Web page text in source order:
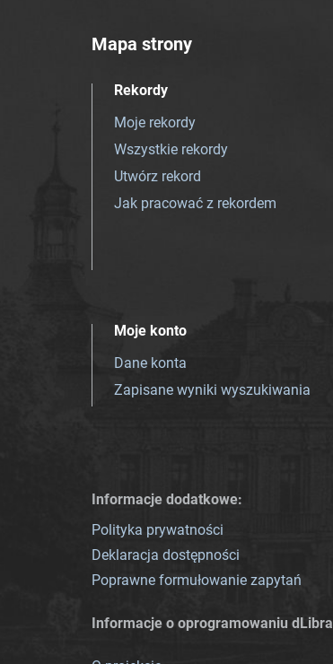
Mapa strony
Rekordy
Moje rekordy
Wszystkie rekordy
Utwórz rekord
Jak pracować z rekordem
Moje konto
Dane konta
Zapisane wyniki wyszukiwania
Informacje dodatkowe:
Polityka prywatności
Deklaracja dostępności
Poprawne formułowanie zapytań
Informacje o oprogramowaniu dLibra